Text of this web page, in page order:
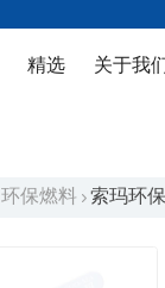
精选 关于我
环保燃料 索玛环